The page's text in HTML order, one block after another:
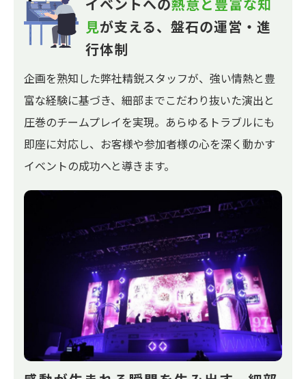
見が支える、 盤石の運営・進
行体制
企画を熟知した弊社精鋭スタッフが、強い情熱と豊
富な経験に基づき、細部までこだわり抜いた演出と
圧巻のチームプレイを実現。あらゆるトラブルにも
即座に対応し、お客様や参加者様の心を深く動かす
イベントの成功へと導きます。